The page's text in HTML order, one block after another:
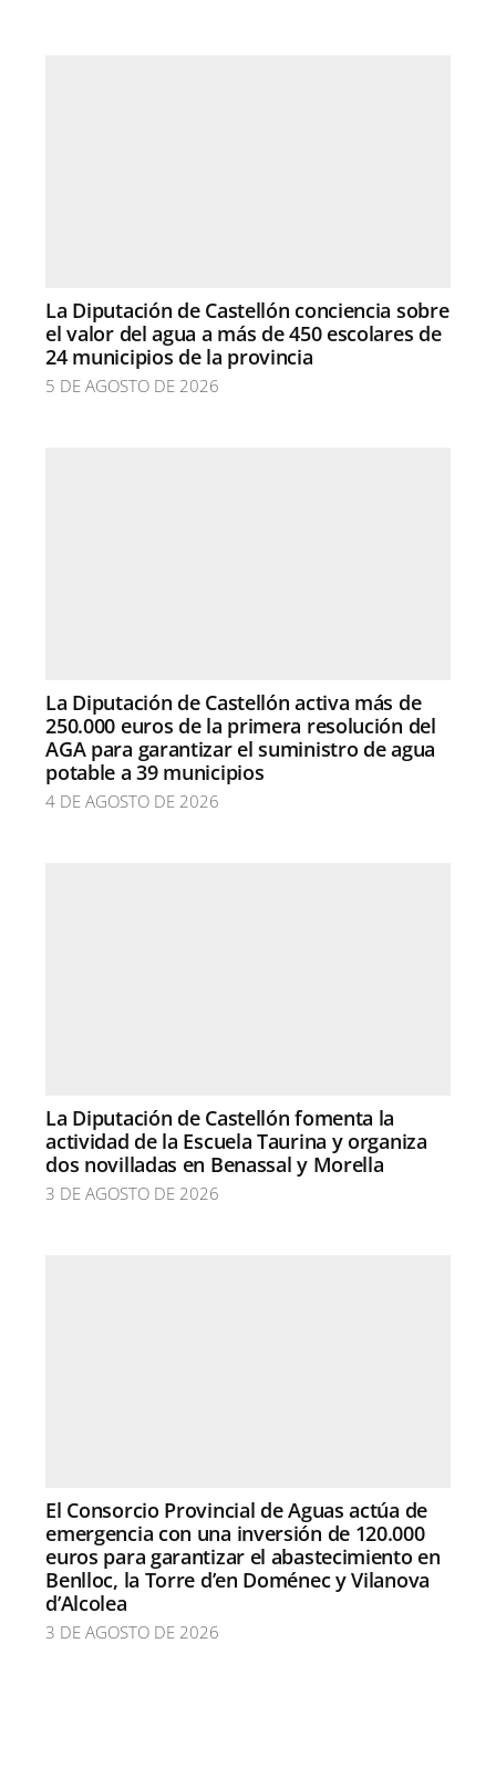
La Diputación de Castellón conciencia sobre
el valor del agua a más de 450 escolares de
24 municipios de la provincia
5 DE AGOSTO DE 2026
La Diputación de Castellón activa más de
250.000 euros de la primera resolución del
AGA para garantizar el suministro de agua
potable a 39 municipios
4 DE AGOSTO DE 2026
La Diputación de Castellón fomenta la
actividad de la Escuela Taurina y organiza
dos novilladas en Benassal y Morella
3 DE AGOSTO DE 2026
El Consorcio Provincial de Aguas actúa de
emergencia con una inversión de 120.000
euros para garantizar el abastecimiento en
Benlloc, la Torre d’en Doménec y Vilanova
d’Alcolea
3 DE AGOSTO DE 2026